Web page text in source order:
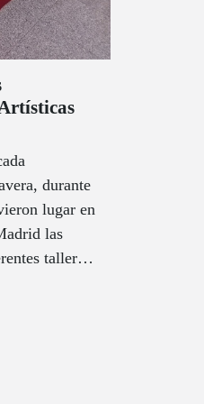
durante
lugar en
las
talleres